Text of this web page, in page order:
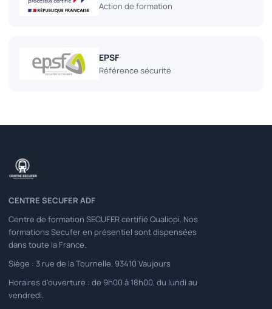
Action de formation
EPSF
Référence sécurité
CENTRE SECUFER ADF
Centre de formation SECUFER certifié Qualiopi. Nos
formations Secufer en présentiel sont dispensées
dans toute la France.
Siège : 3 rue de la Tournelle, 93410 Vaujours
Horaires d'ouverture : de 9h00 à 18h00, du lundi au
vendredi.